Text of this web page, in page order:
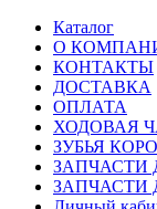
Каталог
О
КОНТАКТЫ
ДОСТАВКА
ОПЛАТА
ХОДОВАЯ
ЗУБЬЯ
ЗАПЧАСТИ
ЗАПЧАСТИ